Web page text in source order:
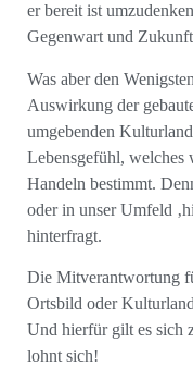
er bereit ist
Gegenwart und
Was aber den
Auswirkung der
umgebenden
Lebensgefühl, welches
Handeln bestimmt.
oder in unser Umfeld
hinterfragt.
Die Mitverantwortung
Ortsbild oder
Und hierfür gilt es sich
lohnt sich!